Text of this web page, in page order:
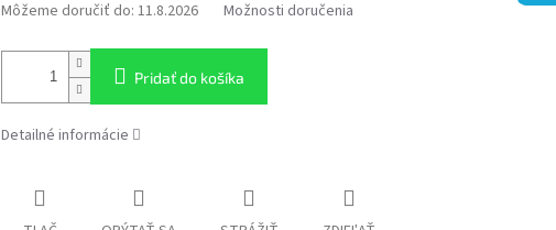
Môžeme doručiť do: 11.8.2026 Možnosti doručenia
Pridať do košíka
Detailné informácie